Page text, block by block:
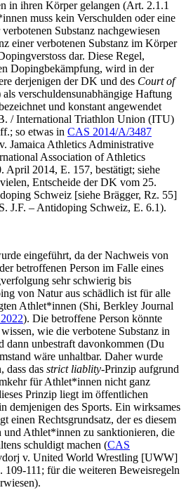
in ihren Körper gelangen (Art. 2.1.1
muss kein Verschulden oder eine
Substanz nachgewiesen
einer verbotenen Substanz im Körper
dar. Diese Regel,
Dopingbekämpfung, wird in der
derjenigen der DK und des Court of
als verschuldensunabhängige Haftung
und konstant angewendet
/ International Triathlon Union (ITU)
so etwas in CAS 2014/A/3487
Jamaica Athletics Administrative
Association of Athletics
April 2014, E. 157, bestätigt; siehe
Entscheide der DK vom 25.
Schweiz [siehe Brägger, Rz. 55]
J.F. – Antidoping Schweiz, E. 6.1).
eingeführt, da der Nachweis von
betroffenen Person im Falle eines
sehr schwierig bis
von Natur aus schädlich ist für alle
Athlet*innen (Shi, Berkley Journal
). Die betroffene Person könnte
wie die verbotene Substanz in
dann unbestraft davonkommen (Du
wäre unhaltbar. Daher wurde
dass das strict liablity-Prinzip aufgrund
für Athlet*innen nicht ganz
Prinzip liegt im öffentlichen
demjenigen des Sports. Ein wirksames
einen Rechtsgrundsatz, der es diesem
Athlet*innen zu sanktionieren, die
schuldigt machen (CAS
v. United World Wrestling [UWW]
109-111; für die weiteren Beweisregeln